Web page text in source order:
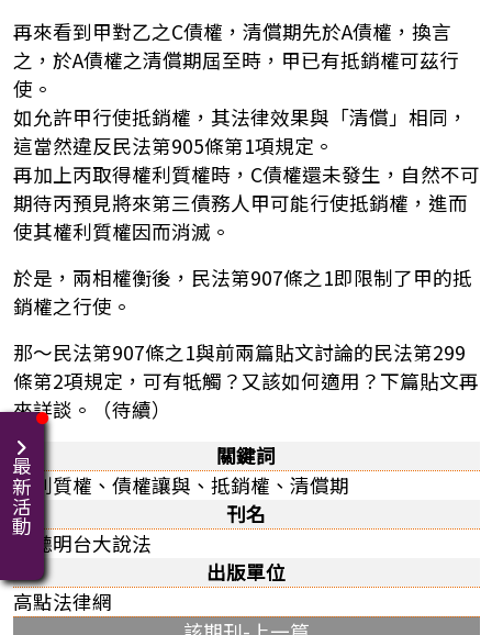
再來看到甲對乙之C債權，清償期先於A債權，換言
之，於A債權之清償期屆至時，甲已有抵銷權可茲行
使。
如允許甲行使抵銷權，其法律效果與「清償」相同，
這當然違反民法第905條第1項規定。
再加上丙取得權利質權時，C債權還未發生，自然不可
期待丙預見將來第三債務人甲可能行使抵銷權，進而
使其權利質權因而消滅。
於是，兩相權衡後，民法第907條之1即限制了甲的抵
銷權之行使。
那～民法第907條之1與前兩篇貼文討論的民法第299
條第2項規定，可有牴觸？又該如何適用？下篇貼文再
來詳談。（待續）
關鍵詞
權利質權、債權讓與、抵銷權、清償期
刊名
聽聽明台大說法
出版單位
高點法律網
最新活動